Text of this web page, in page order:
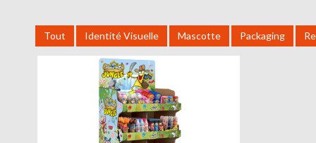
Tout Identité Visuelle Mascotte Packaging